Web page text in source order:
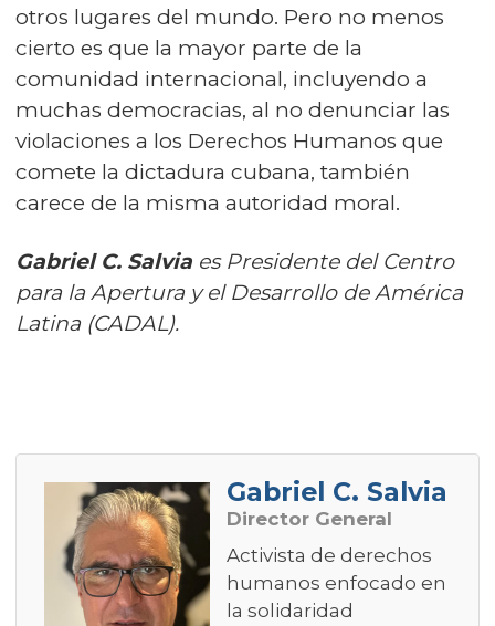
otros lugares del mundo. Pero no menos
cierto es que la mayor parte de la
comunidad internacional, incluyendo a
muchas democracias, al no denunciar las
violaciones a los Derechos Humanos que
comete la dictadura cubana, también
carece de la misma autoridad moral.
Gabriel C. Salvia es Presidente del Centro
para la Apertura y el Desarrollo de América
Latina (CADAL).
Gabriel C. Salvia
Director General
Activista de derechos
humanos enfocado en
la solidaridad